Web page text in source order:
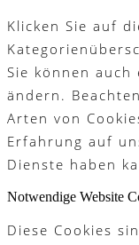
Klicken Sie auf
Sie können
ändern.
Arten von
Erfahrung auf
Dienste haben
Notwendige Website
Diese Cookies